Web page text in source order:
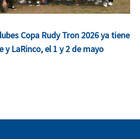
Copa Rudy Tron 2026 ya tiene
y LaRinco, el 1 y 2 de mayo